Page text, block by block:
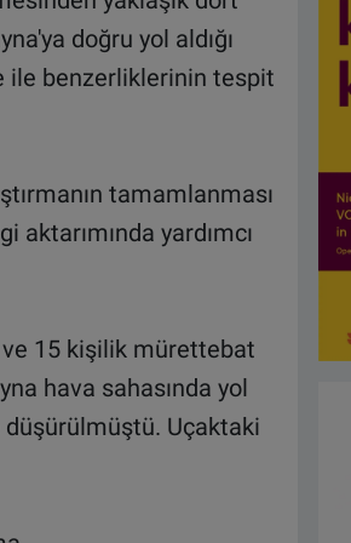
doğru yol aldığı
ile benzerliklerinin tespit
tamamlanması
aktarımında yardımcı
ve 15 kişilik mürettebat
hava sahasında yol
düşürülmüştü. Uçaktaki